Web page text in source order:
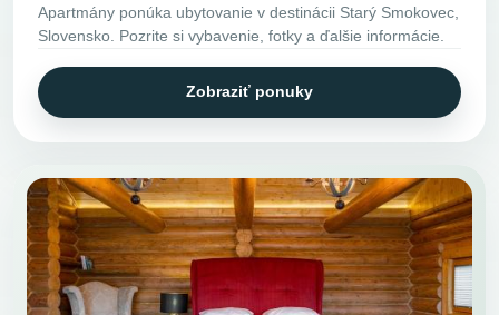
Apartmány ponúka ubytovanie v destinácii Starý Smokovec,
Slovensko. Pozrite si vybavenie, fotky a ďalšie informácie.
Zobraziť ponuky